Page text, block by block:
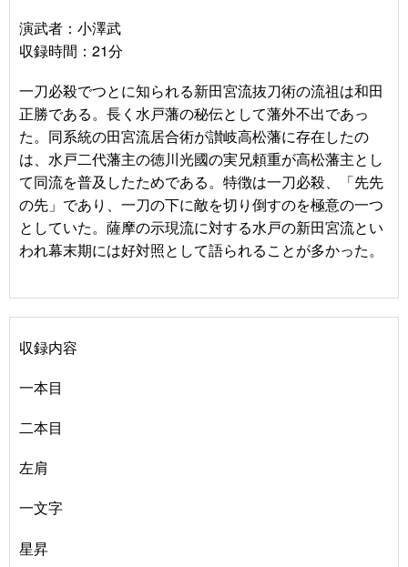
演武者：小澤武
収録時間：21分
一刀必殺でつとに知られる新田宮流抜刀術の流祖は和田
正勝である。長く水戸藩の秘伝として藩外不出であっ
た。同系統の田宮流居合術が讃岐高松藩に存在したの
は、水戸二代藩主の徳川光國の実兄頼重が高松藩主とし
て同流を普及したためである。特徴は一刀必殺、「先先
の先」であり、一刀の下に敵を切り倒すのを極意の一つ
としていた。薩摩の示現流に対する水戸の新田宮流とい
われ幕末期には好対照として語られることが多かった。
収録内容
一本目
二本目
左肩
一文字
星昇